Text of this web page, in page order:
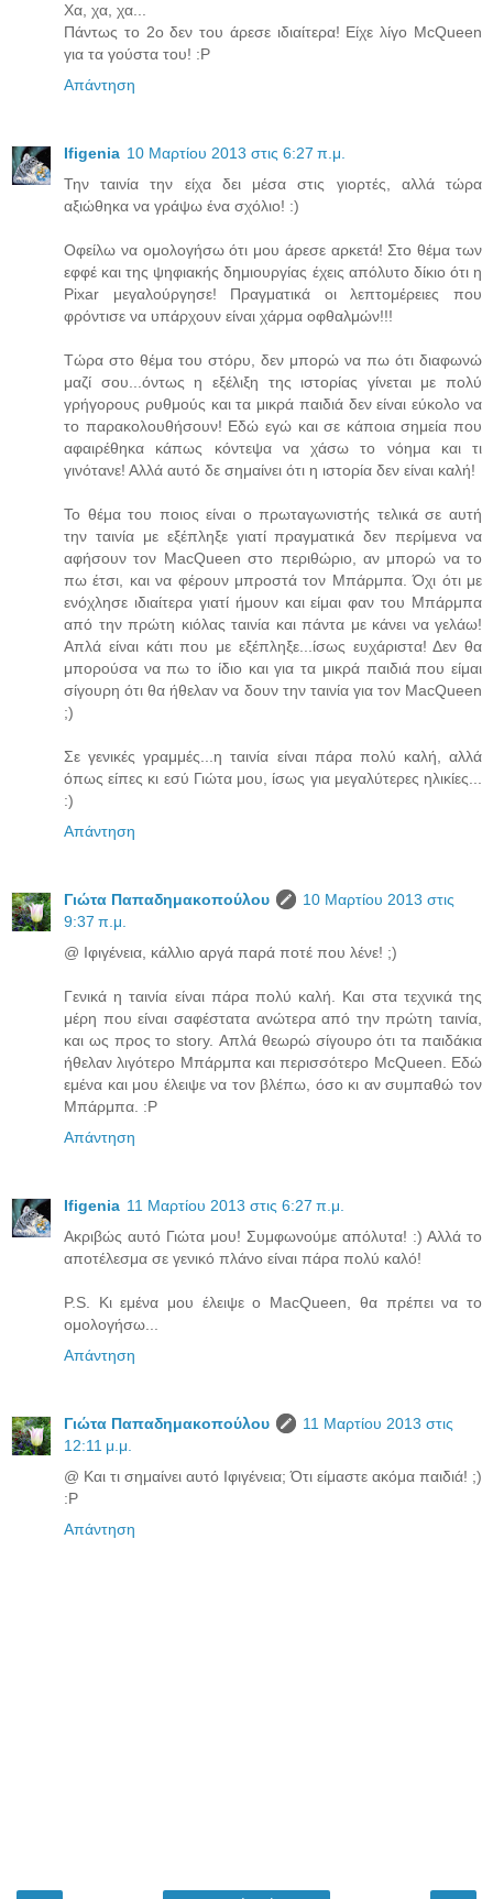
Χα, χα, χα...
Πάντως το 2ο δεν του άρεσε ιδιαίτερα! Είχε λίγο McQueen
για τα γούστα του! :P
Απάντηση
Ifigenia 10 Μαρτίου 2013 στις 6:27 π.μ.
Την ταινία την είχα δει μέσα στις γιορτές, αλλά τώρα
αξιώθηκα να γράψω ένα σχόλιο! :)
Οφείλω να ομολογήσω ότι μου άρεσε αρκετά! Στο θέμα των
εφφέ και της ψηφιακής δημιουργίας έχεις απόλυτο δίκιο ότι η
Pixar μεγαλούργησε! Πραγματικά οι λεπτομέρειες που
φρόντισε να υπάρχουν είναι χάρμα οφθαλμών!!!
Τώρα στο θέμα του στόρυ, δεν μπορώ να πω ότι διαφωνώ
μαζί σου...όντως η εξέλιξη της ιστορίας γίνεται με πολύ
γρήγορους ρυθμούς και τα μικρά παιδιά δεν είναι εύκολο να
το παρακολουθήσουν! Εδώ εγώ και σε κάποια σημεία που
αφαιρέθηκα κάπως κόντεψα να χάσω το νόημα και τι
γινότανε! Αλλά αυτό δε σημαίνει ότι η ιστορία δεν είναι καλή!
Το θέμα του ποιος είναι ο πρωταγωνιστής τελικά σε αυτή
την ταινία με εξέπληξε γιατί πραγματικά δεν περίμενα να
αφήσουν τον MacQueen στο περιθώριο, αν μπορώ να το
πω έτσι, και να φέρουν μπροστά τον Μπάρμπα. Όχι ότι με
ενόχλησε ιδιαίτερα γιατί ήμουν και είμαι φαν του Μπάρμπα
από την πρώτη κιόλας ταινία και πάντα με κάνει να γελάω!
Απλά είναι κάτι που με εξέπληξε...ίσως ευχάριστα! Δεν θα
μπορούσα να πω το ίδιο και για τα μικρά παιδιά που είμαι
σίγουρη ότι θα ήθελαν να δουν την ταινία για τον MacQueen
;)
Σε γενικές γραμμές...η ταινία είναι πάρα πολύ καλή, αλλά
όπως είπες κι εσύ Γιώτα μου, ίσως για μεγαλύτερες ηλικίες...
:)
Απάντηση
Γιώτα Παπαδημακοπούλου
10 Μαρτίου 2013 στις
9:37 π.μ.
@ Ιφιγένεια, κάλλιο αργά παρά ποτέ που λένε! ;)
Γενικά η ταινία είναι πάρα πολύ καλή. Και στα τεχνικά της
μέρη που είναι σαφέστατα ανώτερα από την πρώτη ταινία,
και ως προς το story. Απλά θεωρώ σίγουρο ότι τα παιδάκια
ήθελαν λιγότερο Μπάρμπα και περισσότερο McQueen. Εδώ
εμένα και μου έλειψε να τον βλέπω, όσο κι αν συμπαθώ τον
Μπάρμπα. :P
Απάντηση
Ifigenia 11 Μαρτίου 2013 στις 6:27 π.μ.
Ακριβώς αυτό Γιώτα μου! Συμφωνούμε απόλυτα! :) Αλλά το
αποτέλεσμα σε γενικό πλάνο είναι πάρα πολύ καλό!
P.S. Κι εμένα μου έλειψε ο MacQueen, θα πρέπει να το
ομολογήσω...
Απάντηση
Γιώτα Παπαδημακοπούλου
11 Μαρτίου 2013 στις
12:11 μ.μ.
@ Και τι σημαίνει αυτό Ιφιγένεια; Ότι είμαστε ακόμα παιδιά! ;)
:P
Απάντηση